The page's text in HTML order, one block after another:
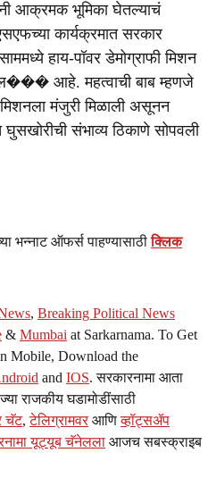
आक्रमक भूमिका घेतल्याचं
कार्यक्रमात सरकार
हाय-पॉवर डेमोग्राफी मिशन
आहे. महत्वाची बाब म्हणजे
मिशनला मंजुरी मिळाली असूनन
संभाव्य ठिकाणे सोपवली
भन्नाट ऑफर्स पाहण्यासाठीक्लिक
, Breaking Political News
& Mumbai at Sarkarnama. To Get
Mobile, Download the
and IOS. सरकारनामा आता
राजकीय घडामोडींसाठी
चॅट,टेलिग्रामवर आणिव्हॉट्सॲप
यूट्यूब चॅनेलला आजच सबस्क्राइब